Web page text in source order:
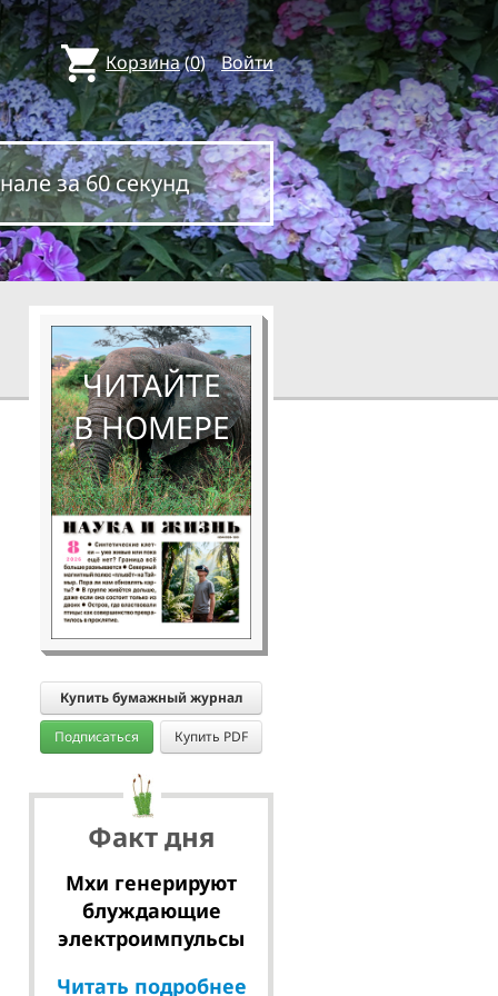
Корзина(0) Войти
за 60 секунд
ЧИТАЙТЕ
В НОМЕРЕ
Купить бумажный журнал
Подписаться Купить PDF
Факт дня
Мхи генерируют
блуждающие
электроимпульсы
Читать подробнее